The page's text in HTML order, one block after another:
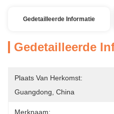
Gedetailleerde Informatie
Gedetailleerde
Plaats Van Herkomst:
Guangdong, China
Merknaam: